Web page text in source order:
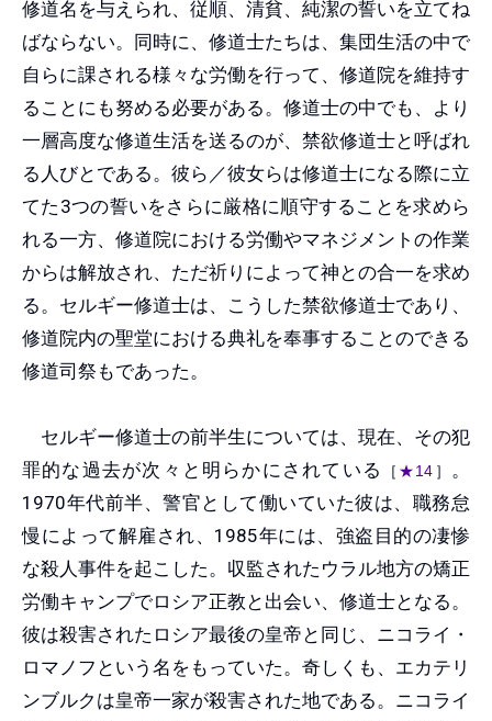
修道名を与えられ、従順、清貧、純潔の誓いを立てね
ばならない。同時に、修道士たちは、集団生活の中で
自らに課される様々な労働を行って、修道院を維持す
ることにも努める必要がある。修道士の中でも、より
一層高度な修道生活を送るのが、禁欲修道士と呼ばれ
る人びとである。彼ら／彼女らは修道士になる際に立
てた3つの誓いをさらに厳格に順守することを求めら
れる一方、修道院における労働やマネジメントの作業
からは解放され、ただ祈りによって神との合一を求め
る。セルギー修道士は、こうした禁欲修道士であり、
修道院内の聖堂における典礼を奉事することのできる
修道司祭もであった。
セルギー修道士の前半生については、現在、その犯
罪的な過去が次々と明らかにされている
［ ★14 ］ 。
1970年代前半、警官として働いていた彼は、職務怠
慢によって解雇され、1985年には、強盗目的の凄惨
な殺人事件を起こした。収監されたウラル地方の矯正
労働キャンプでロシア正教と出会い、修道士となる。
彼は殺害されたロシア最後の皇帝と同じ、ニコライ・
ロマノフという名をもっていた。奇しくも、エカテリ
ンブルクは皇帝一家が殺害された地である。ニコライ